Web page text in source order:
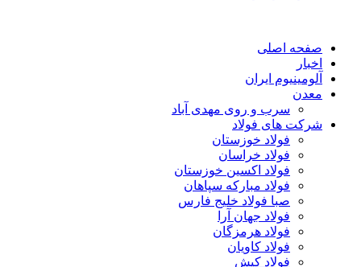
صفحه اصلی
اخبار
آلومینیوم ایران
معدن
سرب و روی مهدی آباد
شرکت های فولاد
فولاد خوزستان
فولاد خراسان
فولاد اکسین خوزستان
فولاد مبارکه سپاهان
صبا فولاد خلیج فارس
فولاد جهان آرا
فولاد هرمزگان
فولاد کاویان
فولاد کیش